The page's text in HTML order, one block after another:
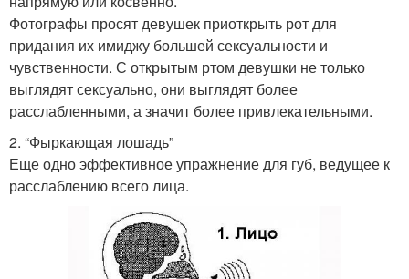
Фотографы просят девушек приоткрыть рот для
придания их имиджу большей сексуальности и
чувственности. С открытым ртом девушки не только
выглядят сексуально, они выглядят более
расслабленными, а значит более привлекательными.
2. “Фыркающая лошадь”
Еще одно эффективное упражнение для губ, ведущее к
расслаблению всего лица.